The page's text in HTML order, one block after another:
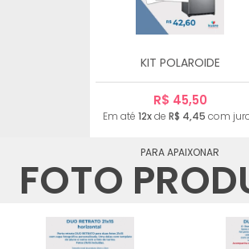
KIT POLAROIDE
R$ 45,50
Em até 12xde R$ 4,45 com
PARA APAIXONAR
FOTO